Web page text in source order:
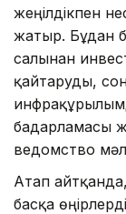
жеңілдікпен
жатыр. Бұдан
салынған
қайтаруды,
бағдарламасы
ведомство
Атап
басқа